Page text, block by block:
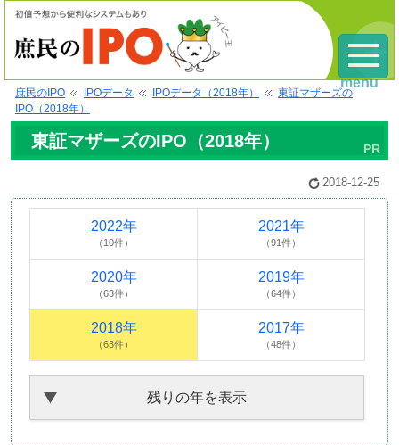
庶民のIPO IPOデータ IPOデータ（2018年）
東証マザーズの
IPO（2018年）
東証マザーズのIPO（2018年）
2018-12-25
2022年
（10件）
2021年
（91件）
2020年
（63件）
2019年
（64件）
2018年
（63件）
2017年
（48件）
残りの年を表示
menu